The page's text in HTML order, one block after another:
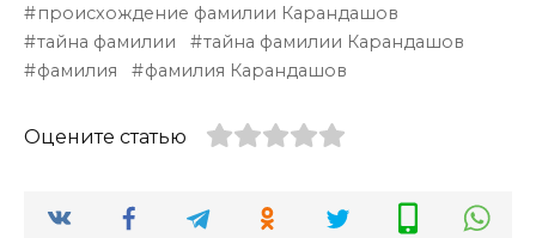
происхождение фамилии Карандашов
тайна фамилии
тайна фамилии Карандашов
фамилия
фамилия Карандашов
Оцените статью